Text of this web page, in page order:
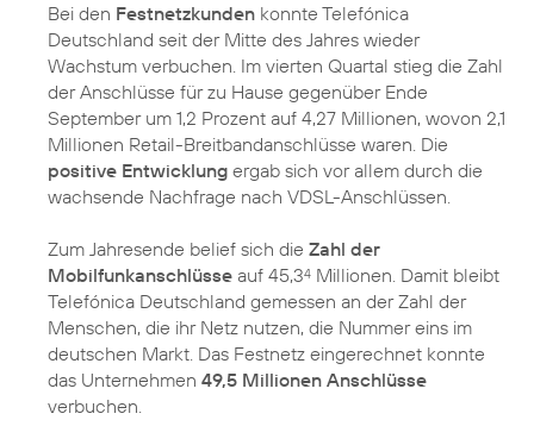
Bei den Festnetzkunden konnte Telefónica
Deutschland seit der Mitte des Jahres wieder
Wachstum verbuchen. Im vierten Quartal stieg die Zahl
der Anschlüsse für zu Hause gegenüber Ende
September um 1,2 Prozent auf 4,27 Millionen, wovon 2,1
Millionen Retail-Breitbandanschlüsse waren. Die
positive Entwicklung ergab sich vor allem durch die
wachsende Nachfrage nach VDSL-Anschlüssen.
Zum Jahresende belief sich die Zahl der
Mobilfunkanschlüsse auf 45,34 Millionen. Damit bleibt
Telefónica Deutschland gemessen an der Zahl der
Menschen, die ihr Netz nutzen, die Nummer eins im
deutschen Markt. Das Festnetz eingerechnet konnte
das Unternehmen 49,5 Millionen Anschlüsse
verbuchen.